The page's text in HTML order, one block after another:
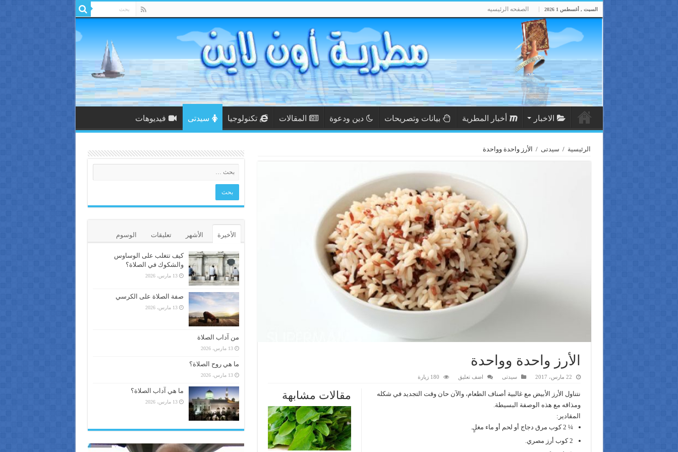
السبت , أغسطس 1 2026 الصفحه الرئيسيه
الاخبار أخبار المطرية بيانات وتصريحات دين ودعوة المقالات تكنولوجيا سيدتى فيديوهات
الرئيسية / سيدتى / الأرز واحدة وواحدة
الأرز واحدة وواحدة
22 مارس، 2017 سيدتى اضف تعليق 180 زيارة
مقالات مشابهة
نتناول الأرز الأبيض مع غالبية أصناف الطعام، والآن حان وقت التجديد في شكله
ومذاقه مع هذه الوصفة البسيطة.
المقادير:
¼ 2 كوب مرق دجاج أو لحم أو ماء مغلٍ.
2 كوب أرز مصري.
الأخيرة الأشهر تعليقات الوسوم
كيف تتغلب على الوساوس
والشكوك في الصلاة؟
13 مارس، 2026
صفة الصلاة على الكرسي
13 مارس، 2026
من آداب الصلاة
13 مارس، 2026
ما هي روح الصلاة؟
13 مارس، 2026
ما هي آداب الصلاة؟
13 مارس، 2026